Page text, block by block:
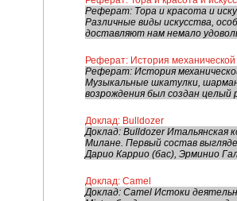
Реферат: Тора и красота и
Различные виды искусства,
доставляют нам немало
Реферат: История
Реферат: История
Музыкальные шкатулки,
возрождения был создан целый
Доклад: Bulldozer
Доклад: Bulldozer Итальянская
Милане. Первый состав
Дарио Каррио (бас), Эрминио
Доклад: Camel
Доклад: Camel Истоки